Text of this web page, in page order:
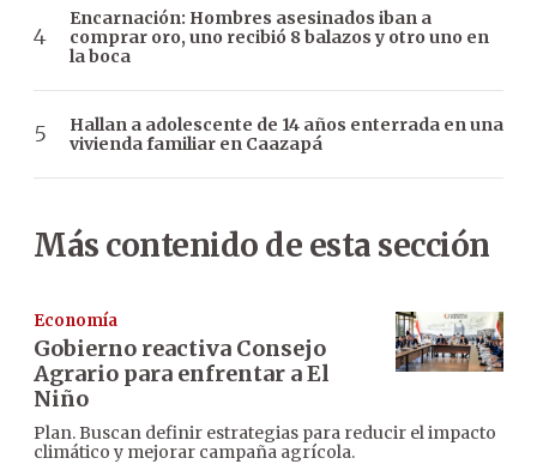
Encarnación: Hombres asesinados iban a
comprar oro, uno recibió 8 balazos y otro uno en
la boca
Hallan a adolescente de 14 años enterrada en una
vivienda familiar en Caazapá
Más contenido de esta sección
Economía
Gobierno reactiva Consejo
Agrario para enfrentar a El
Niño
Plan. Buscan definir estrategias para reducir el impacto
climático y mejorar campaña agrícola.